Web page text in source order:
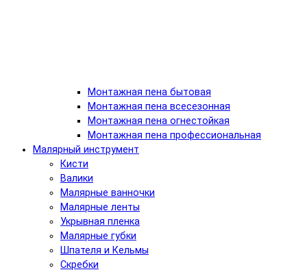
Монтажная пена бытовая
Монтажная пена всесезонная
Монтажная пена огнестойкая
Монтажная пена профессиональная
Малярный инструмент
Кисти
Валики
Малярные ванночки
Малярные ленты
Укрывная пленка
Малярные губки
Шпателя и Кельмы
Скребки